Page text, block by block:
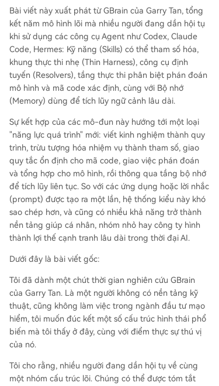
*Tách biệt Tiềm ẩn & Xác định (Latent vs. Deter
ministic):** Giao công việc đòi hỏi phán đoán, tổ
ng hợp cho LLM; còn các tác vụ cần độ chính xá
c, lặp lại (như tính toán) thì giao cho hệ thống m
ã code xác định. 5. **Bộ nhớ (Memory):** Yếu tố
then chốt để hệ thống có thể tích lũy. Có thể là t
hư mục markdown với các trang cho từng đối tư
ợng, kết hợp cơ chế cập nhật, bổ sung tự động
(như "dre
Bài viết này xuất phát từ GBrain của Garry Tan, tổng
kết năm mô hình lõi mà nhiều người đang dần hội tụ
khi sử dụng các công cụ Agent như Codex, Claude
Code, Hermes: Kỹ năng (Skills) có thể tham số hóa,
khung thực thi nhẹ (Thin Harness), công cụ định
tuyến (Resolvers), tầng thực thi phân biệt phán đoán
mô hình và mã code xác định, cùng với Bộ nhớ
(Memory) dùng để tích lũy ngữ cảnh lâu dài.
Sự kết hợp của các mô-đun này hướng tới một loại
"năng lực quá trình" mới: viết kinh nghiệm thành quy
trình, trừu tượng hóa nhiệm vụ thành tham số, giao
quy tắc ổn định cho mã code, giao việc phán đoán
và tổng hợp cho mô hình, rồi thông qua tầng bộ nhớ
để tích lũy liên tục. So với các ứng dụng hoặc lời nhắc
(prompt) được tạo ra một lần, hệ thống kiểu này khó
sao chép hơn, và cũng có nhiều khả năng trở thành
nền tảng giúp cá nhân, nhóm nhỏ hay công ty hình
thành lợi thế cạnh tranh lâu dài trong thời đại AI.
Dưới đây là bài viết gốc:
Tôi đã dành một chút thời gian nghiên cứu GBrain
của Garry Tan. Là một người không có nền tảng kỹ
thuật, cũng không làm việc trong ngành đầu tư mạo
hiểm, tôi muốn đúc kết một số cấu trúc hình thái phổ
biến mà tôi thấy ở đây, cùng với điểm thực sự thú vị
của nó.
Tôi cho rằng, nhiều người đang dần hội tụ về cùng
một nhóm cấu trúc lõi. Chúng có thể được tóm tắt